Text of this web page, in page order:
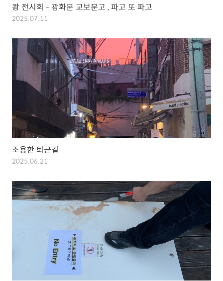
쾅 전시회 - 광화문 교보문고 , 파고 또 파고
2025.07.11
조용한 퇴근길
2025.06.21